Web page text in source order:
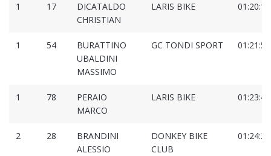
1 17
DICATALDO
CHRISTIAN
LARIS BIKE
1 54
BURATTINO
UBALDINI
MASSIMO
GC TONDI SPORT
1 78
PERAIO
MARCO
LARIS BIKE
2 28
BRANDINI
ALESSIO
DONKEY BIKE
CLUB